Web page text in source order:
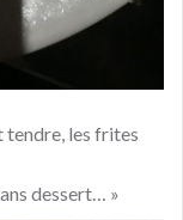
tendre, les frites
dessert… »